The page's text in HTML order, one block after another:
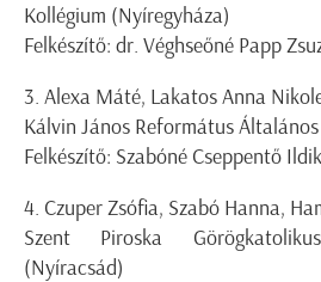
Kollégium (Nyíregyháza)
Felkészítő: dr. Véghseőné Papp
3. Alexa Máté, Lakatos Anna
Kálvin János Református
Felkészítő: Szabóné Cseppentő
4. Czuper Zsófia, Szabó Hanna,
Szent Piroska
(Nyíracsád)